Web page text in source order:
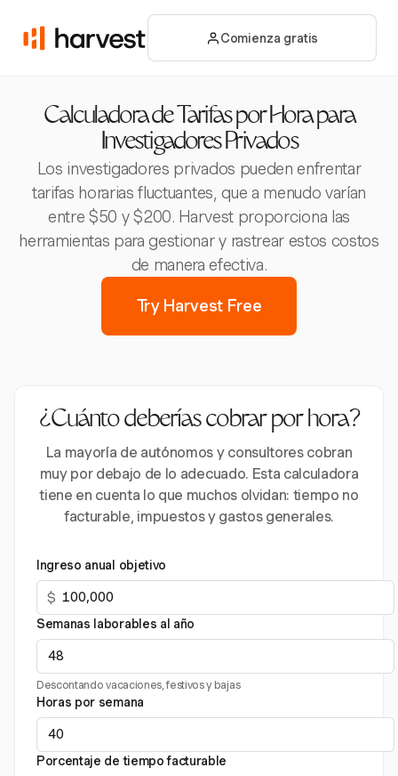
Comienza gratis
Calculadora de Tarifas por Hora para
Investigadores Privados
Los investigadores privados pueden enfrentar
tarifas horarias fluctuantes, que a menudo varían
entre $50 y $200. Harvest proporciona las
herramientas para gestionar y rastrear estos costos
de manera efectiva.
Try Harvest Free
¿Cuánto deberías cobrar por hora?
La mayoría de autónomos y consultores cobran
muy por debajo de lo adecuado. Esta calculadora
tiene en cuenta lo que muchos olvidan: tiempo no
facturable, impuestos y gastos generales.
Ingreso anual objetivo
$
Semanas laborables al año
Descontando vacaciones, festivos y bajas
Horas por semana
Porcentaje de tiempo facturable